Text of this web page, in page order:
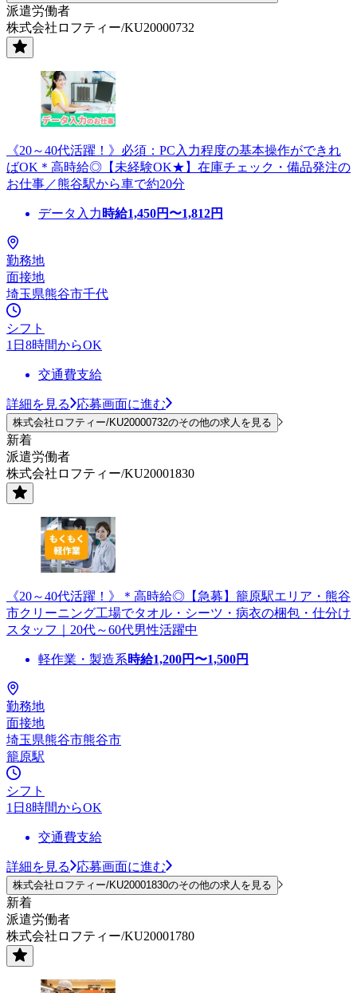
派遣労働者
株式会社ロフティー/KU20000732
《20～40代活躍！》必須：PC入力程度の基本操作ができれ
ばOK＊高時給◎【未経験OK★】在庫チェック・備品発注の
お仕事／熊谷駅から車で約20分
データ入力 時給1,450円〜1,812円
勤務地
面接地
埼玉県熊谷市千代
シフト
1日8時間からOK
交通費支給
詳細を見る 応募画面に進む
株式会社ロフティー/KU20000732のその他の求人を見る
新着
派遣労働者
株式会社ロフティー/KU20001830
《20～40代活躍！》＊高時給◎【急募】籠原駅エリア・熊谷
市クリーニング工場でタオル・シーツ・病衣の梱包・仕分け
スタッフ｜20代～60代男性活躍中
軽作業・製造系時給1,200円〜1,500円
勤務地
面接地
埼玉県熊谷市熊谷市
籠原駅
シフト
1日8時間からOK
交通費支給
詳細を見る 応募画面に進む
株式会社ロフティー/KU20001830のその他の求人を見る
新着
派遣労働者
株式会社ロフティー/KU20001780